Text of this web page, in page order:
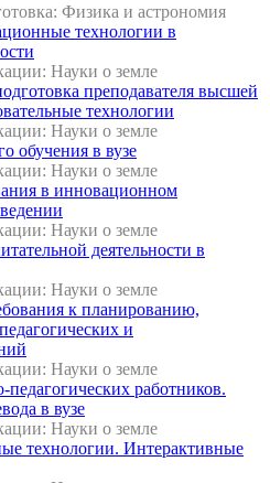
Физика и астрономия
технологии в
Науки о земле
преподавателя высшей
технологии
Науки о земле
обучения в вузе
Науки о земле
в инновационном
Науки о земле
деятельности в
Науки о земле
к планированию,
и
Науки о земле
педагогических работников.
в вузе
Науки о земле
технологии. Интерактивные